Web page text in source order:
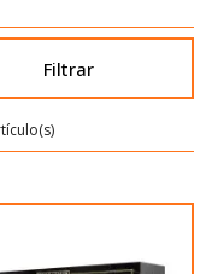
Filtrar